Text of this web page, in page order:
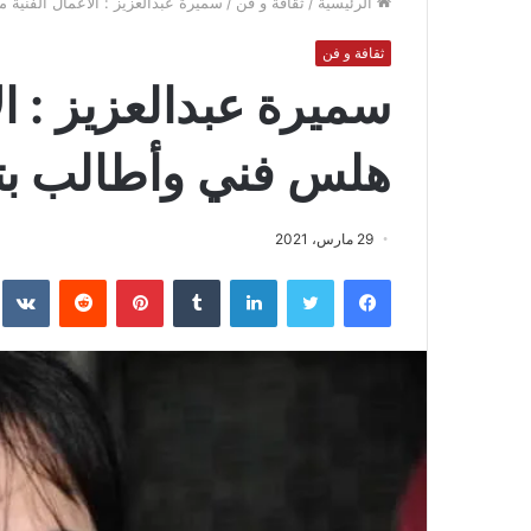
ثقافة و فن
سميرة عبدالعزيز :
هلس فني وأطالب
29 مارس، 2021
فيسبوك تويتر لينكدإن بينتيريست